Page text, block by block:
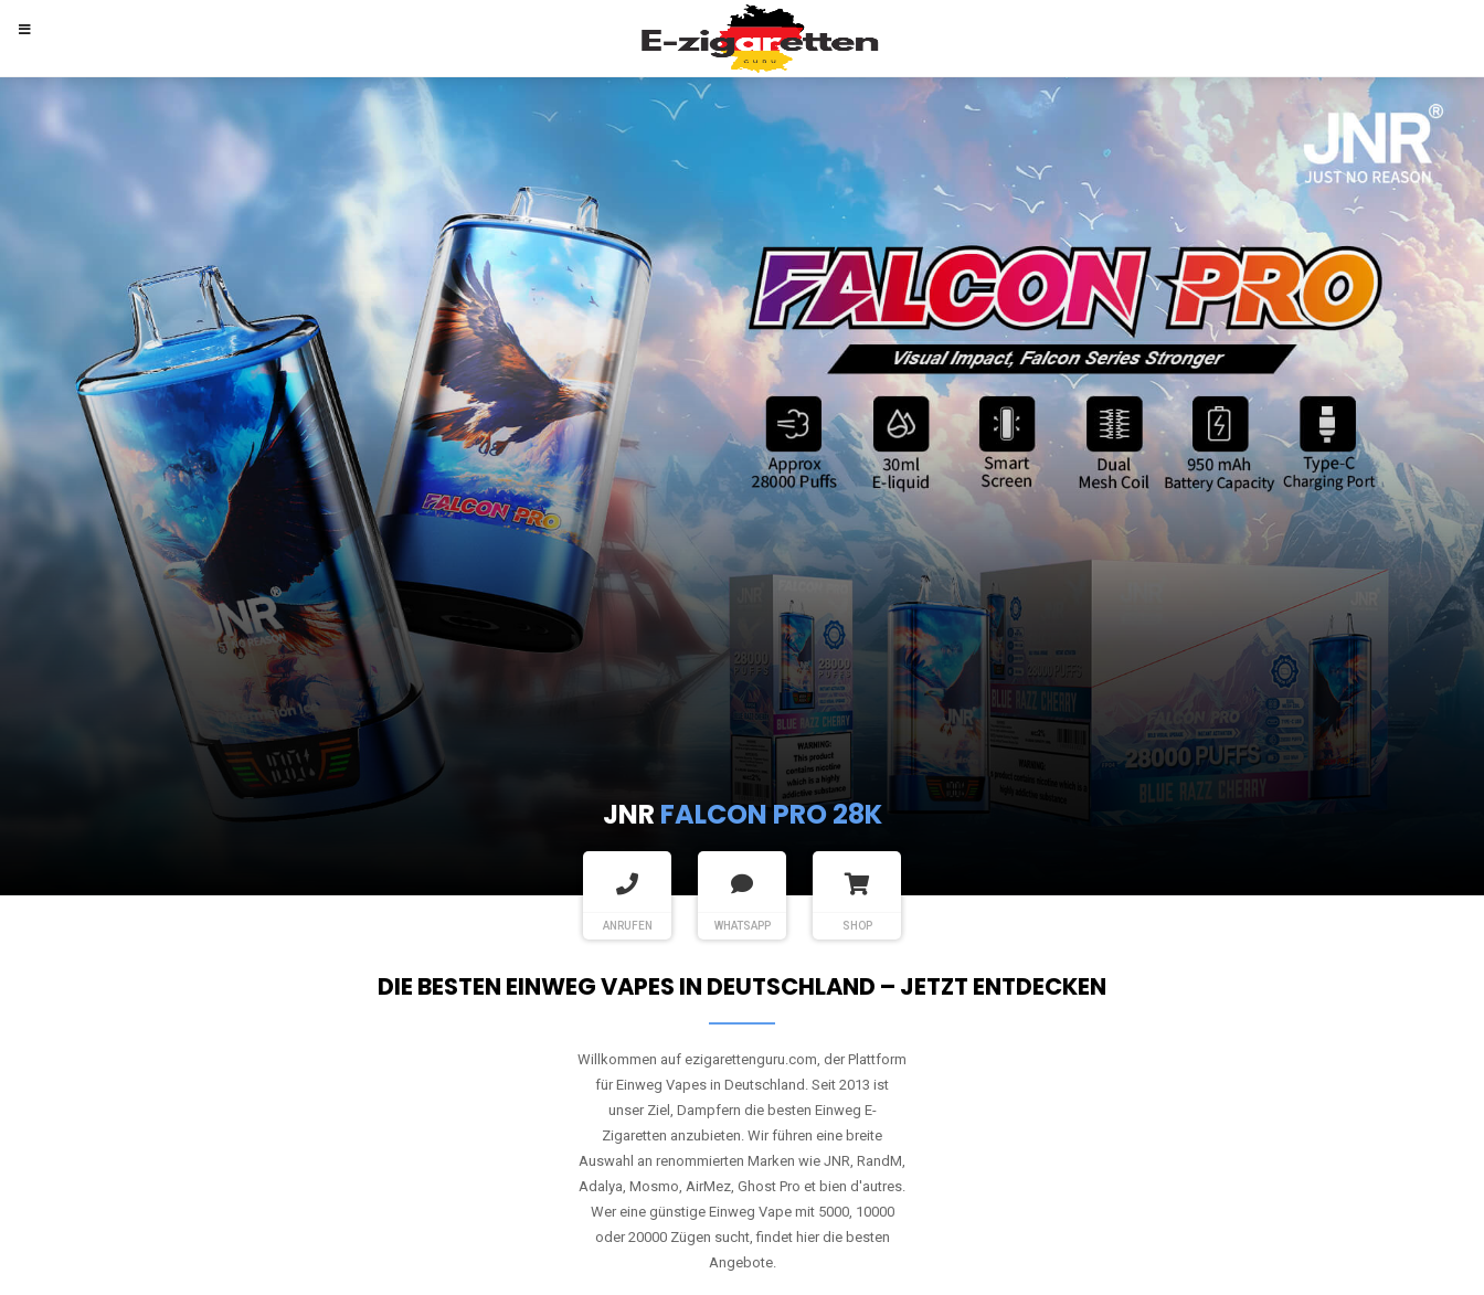
JNR FALCON PRO 28K
ANRUFEN WHATSAPP SHOP
DIE BESTEN EINWEG VAPES IN DEUTSCHLAND – JETZT ENTDECKEN
Willkommen auf ezigarettenguru.com, der Plattform
für Einweg Vapes in Deutschland. Seit 2013 ist
unser Ziel, Dampfern die besten Einweg E-
Zigaretten anzubieten. Wir führen eine breite
Auswahl an renommierten Marken wie JNR, RandM,
Adalya, Mosmo, AirMez, Ghost Pro et bien d'autres.
Wer eine günstige Einweg Vape mit 5000, 10000
oder 20000 Zügen sucht, findet hier die besten
Angebote.